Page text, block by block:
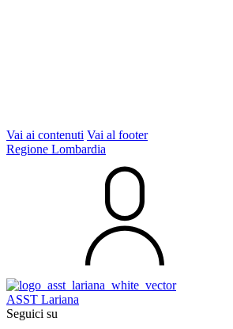
Vai ai contenuti Vai al footer
Regione Lombardia
ASST Lariana
Seguici su